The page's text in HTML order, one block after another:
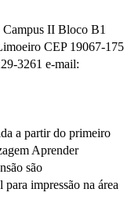
II Bloco B1
CEP 19067-175
3261 e-mail:
a partir do primeiro
Aprender
são
impressão na área